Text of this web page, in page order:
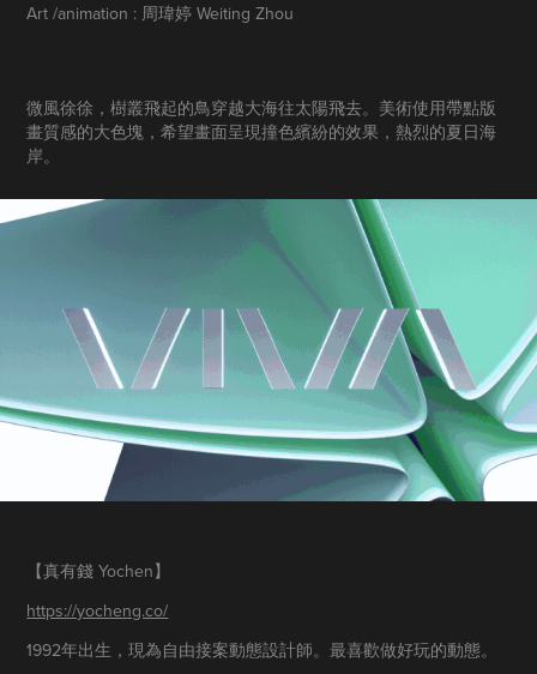
Art /animation : 周瑋婷 Weiting Zhou
微風徐徐，樹叢飛起的鳥穿越大海往太陽飛去。美術使用帶點版
畫質感的大色塊，希望畫面呈現撞色繽紛的效果，熱烈的夏日海
岸。
【真有錢 Yochen​​​​​​​】
https://yocheng.co/
1992年出生，現為自由接案動態設計師。最喜歡做好玩的動態。​​​​​​​